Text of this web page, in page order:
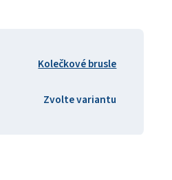
Kolečkové brusle
Zvolte variantu